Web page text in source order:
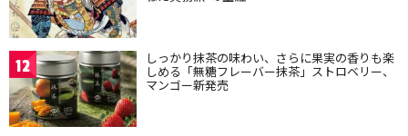
12 しっかり抹茶の味わい、さらに果実の香りも楽
しめる「無糖フレーバー抹茶」ストロベリー、
マンゴー新発売